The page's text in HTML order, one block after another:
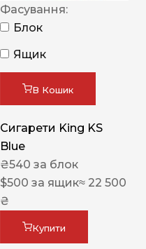
Фасування:
Блок
Ящик
В Кошик
Сигарети King KS
Blue
₴540 за блок
$500 за ящик≈ 22 500
₴
Купити